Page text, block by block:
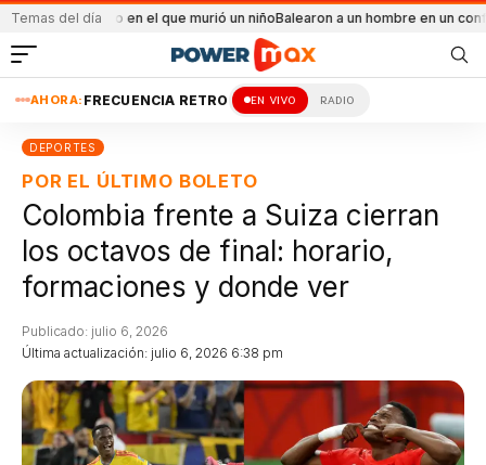
Temas del día
en el que murió un niño Balearon a un hombre en un conflicto familiar
AHORA: FRECUENCIA RETRO EN VIVO RADIO
DEPORTES
POR EL ÚLTIMO BOLETO
Colombia frente a Suiza cierran
los octavos de final: horario,
formaciones y donde ver
Última actualización: julio 6, 2026 6:38 pm
Publicado: julio 6, 2026